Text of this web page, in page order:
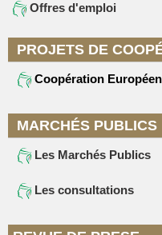
Offres d'emploi
PROJETS DE
Coopération
MARCHÉS PUBLICS
Les Marchés Publics
Les consultations